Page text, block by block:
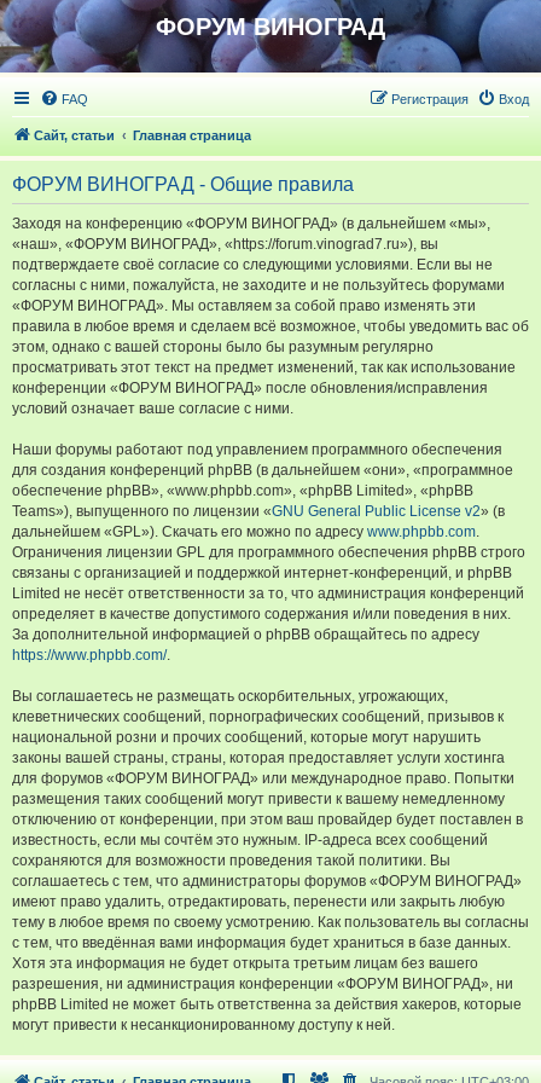
ФОРУМ ВИНОГРАД
FAQ Вход
Регистрация
Сайт, статьи Главная страница
ФОРУМ ВИНОГРАД - Общие правила
Заходя на конференцию «ФОРУМ ВИНОГРАД» (в дальнейшем «мы»,
«наш», «ФОРУМ ВИНОГРАД», «https://forum.vinograd7.ru»), вы
подтверждаете своё согласие со следующими условиями. Если вы не
согласны с ними, пожалуйста, не заходите и не пользуйтесь форумами
«ФОРУМ ВИНОГРАД». Мы оставляем за собой право изменять эти
правила в любое время и сделаем всё возможное, чтобы уведомить вас об
этом, однако с вашей стороны было бы разумным регулярно
просматривать этот текст на предмет изменений, так как использование
конференции «ФОРУМ ВИНОГРАД» после обновления/исправления
условий означает ваше согласие с ними.
Наши форумы работают под управлением программного обеспечения
для создания конференций phpBB (в дальнейшем «они», «программное
обеспечение phpBB», «www.phpbb.com», «phpBB Limited», «phpBB
Teams»), выпущенного по лицензии «GNU General Public License v2» (в
дальнейшем «GPL»). Скачать его можно по адресу www.phpbb.com.
Ограничения лицензии GPL для программного обеспечения phpBB строго
связаны с организацией и поддержкой интернет-конференций, и phpBB
Limited не несёт ответственности за то, что администрация конференций
определяет в качестве допустимого содержания и/или поведения в них.
За дополнительной информацией о phpBB обращайтесь по адресу
https://www.phpbb.com/.
Вы соглашаетесь не размещать оскорбительных, угрожающих,
клеветнических сообщений, порнографических сообщений, призывов к
национальной розни и прочих сообщений, которые могут нарушить
законы вашей страны, страны, которая предоставляет услуги хостинга
для форумов «ФОРУМ ВИНОГРАД» или международное право. Попытки
размещения таких сообщений могут привести к вашему немедленному
отключению от конференции, при этом ваш провайдер будет поставлен в
известность, если мы сочтём это нужным. IP-адреса всех сообщений
сохраняются для возможности проведения такой политики. Вы
соглашаетесь с тем, что администраторы форумов «ФОРУМ ВИНОГРАД»
имеют право удалить, отредактировать, перенести или закрыть любую
тему в любое время по своему усмотрению. Как пользователь вы согласны
с тем, что введённая вами информация будет храниться в базе данных.
Хотя эта информация не будет открыта третьим лицам без вашего
разрешения, ни администрация конференции «ФОРУМ ВИНОГРАД», ни
phpBB Limited не может быть ответственна за действия хакеров, которые
могут привести к несанкционированному доступу к ней.